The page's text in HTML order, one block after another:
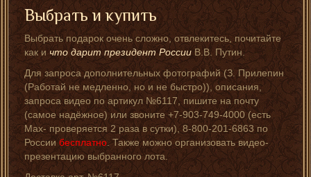
Выбрать и купить
Выбрать подарок очень сложно, отвлекитесь, почитайте
как ичто дарит президент РоссииВ.В. Путин.
Для запроса дополнительных фотографий (З. Прилепин
(Работай не медленно, но и не быстро)), описания,
запроса видео по артикул №6117, пишите на почту
(самое надёжное) или звоните +7-903-749-4000 (есть
Мах- проверяется 2 раза в сутки), 8-800-201-6863 по
Россиибесплатно. Также можно организовать видео-
презентацию выбранного лота.